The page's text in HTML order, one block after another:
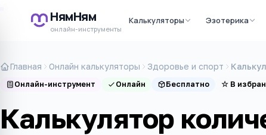
НямНям
онлайн-инструменты
Калькуляторы Эзотерика
Главная Онлайн калькуляторы Здоровье и спорт
Онлайн-инструмент Онлайн Бесплатно ☆ В
Калькулятор